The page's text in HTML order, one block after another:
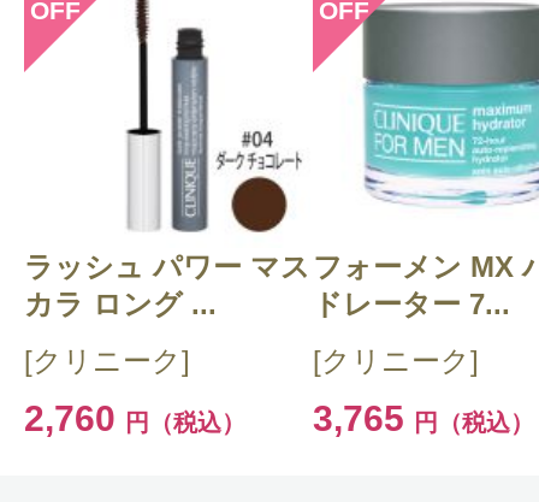
投稿日：2026年05月
くーちゃん 様／60代
感じた効能：低刺激・敏感肌
購入品：フィックス メイクアップ
クラランスのミストはリピート商品
ンスも敏感肌の私でも大丈夫の商品
売り切れてましたので今回購入でき
OFF
ラッシュ パワー マス
カラ ロング ...
[クリニーク]
2,760 円（税込）
OFF
フォーメン MX
ドレーター 7...
[クリニーク]
3,765 円（税込）